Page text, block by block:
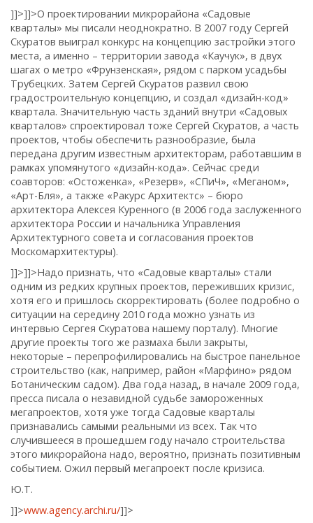
]]>]]>О проектировании микрорайона «Садовые
кварталы» мы писали неоднократно. В 2007 году Сергей
Скуратов выиграл конкурс на концепцию застройки этого
места, а именно – территории завода «Каучук», в двух
шагах о метро «Фрунзенская», рядом с парком усадьбы
Трубецких. Затем Сергей Скуратов развил свою
градостроительную концепцию, и создал «дизайн-код»
квартала. Значительную часть зданий внутри «Садовых
кварталов» спроектировал тоже Сергей Скуратов, а часть
проектов, чтобы обеспечить разнообразие, была
передана другим известным архитекторам, работавшим в
рамках упомянутого «дизайн-кода». Сейчас среди
соавторов: «Остоженка», «Резерв», «СПиЧ», «Меганом»,
«Арт-Бля», а также «Ракурс Архитектс» – бюро
архитектора Алексея Куренного (в 2006 года заслуженного
архитектора России и начальника Управления
Архитектурного совета и согласования проектов
Москомархитектуры).
]]>]]>Надо признать, что «Садовые кварталы» стали
одним из редких крупных проектов, переживших кризис,
хотя его и пришлось скорректировать (более подробно о
ситуации на середину 2010 года можно узнать из
интервью Сергея Скуратова нашему порталу). Многие
другие проекты того же размаха были закрыты,
некоторые – перепрофилировались на быстрое панельное
строительство (как, например, район «Марфино» рядом
Ботаническим садом). Два года назад, в начале 2009 года,
пресса писала о незавидной судьбе замороженных
мегапроектов, хотя уже тогда Садовые кварталы
признавались самыми реальными из всех. Так что
случившееся в прошедшем году начало строительства
этого микрорайона надо, вероятно, признать позитивным
событием. Ожил первый мегапроект после кризиса.
Ю.Т.
]]>www.agency.archi.ru/]]>